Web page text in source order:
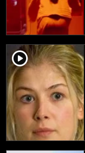
player2